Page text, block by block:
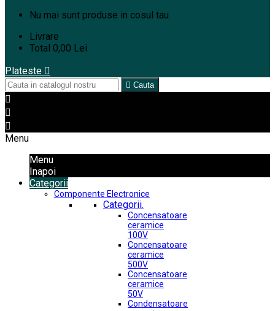
Nu mai sunt produse in cosul tau
Livrare
Total 0,00 Lei
Plateste 
 Cauta



Menu
Menu
Inapoi
Categorii
Componente Electronice
Categorii.
Concensatoare
ceramice
100V
Concensatoare
ceramice
500V
Concensatoare
ceramice
50V
Condensatoare